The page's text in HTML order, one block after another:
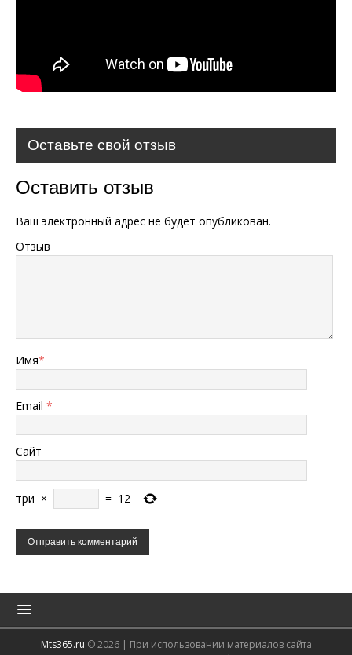
Оставьте свой отзыв
Оставить отзыв
Ваш электронный адрес не будет опубликован.
Отзыв
Имя*
Email *
Сайт
три × = 12
Mts365.ru © 2026 | При использовании материалов сайта